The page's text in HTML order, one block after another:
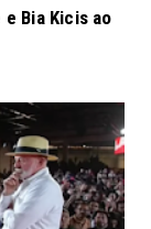
Bia Kicis ao